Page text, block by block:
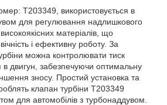
T203349, використовується в
для регулювання надлишкового
матеріалів, що
і ефективну роботу. За
можна контролювати тиск
в двигун, забезпечуючи оптимальну
зносу. Простий установка та
клапан турбіни T203349
для автомобілів з турбонаддувом.